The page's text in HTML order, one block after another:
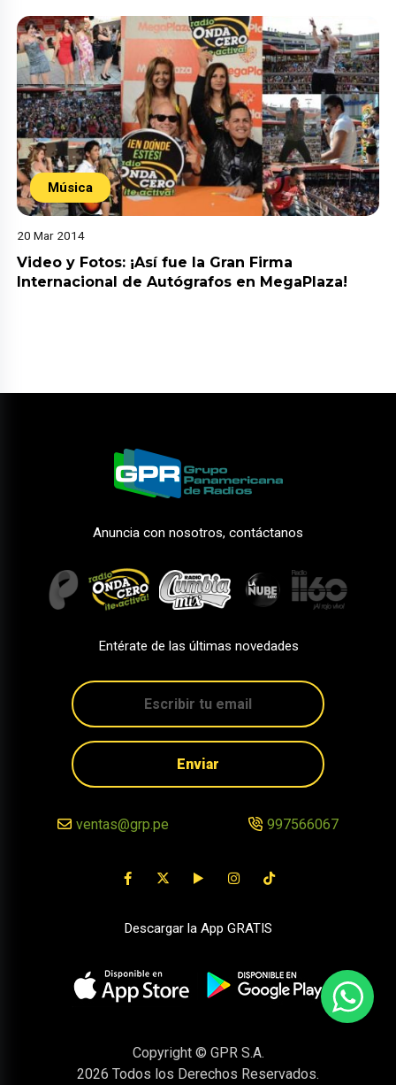
Música
20 Mar 2014
Video y Fotos: ¡Así fue la Gran Firma
Internacional de Autógrafos en MegaPlaza!
Anuncia con nosotros, contáctanos
Entérate de las últimas novedades
Enviar
ventas@grp.pe 997566067
Descargar la App GRATIS
Copyright © GPR S.A.
2026 Todos los Derechos Reservados.